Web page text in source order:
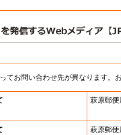
てお問い合わせ先が異なります。
萩原郵便
萩原郵便